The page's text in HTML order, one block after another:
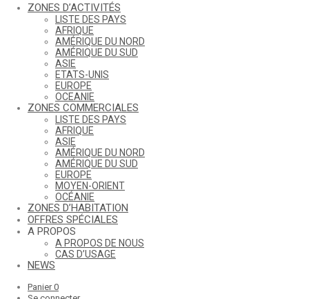
ZONES D’ACTIVITÉS
LISTE DES PAYS
AFRIQUE
AMÉRIQUE DU NORD
AMÉRIQUE DU SUD
ASIE
ETATS-UNIS
EUROPE
OCEANIE
ZONES COMMERCIALES
LISTE DES PAYS
AFRIQUE
ASIE
AMÉRIQUE DU NORD
AMÉRIQUE DU SUD
EUROPE
MOYEN-ORIENT
OCÉANIE
ZONES D’HABITATION
OFFRES SPÉCIALES
A PROPOS
A PROPOS DE NOUS
CAS D’USAGE
NEWS
Panier 0